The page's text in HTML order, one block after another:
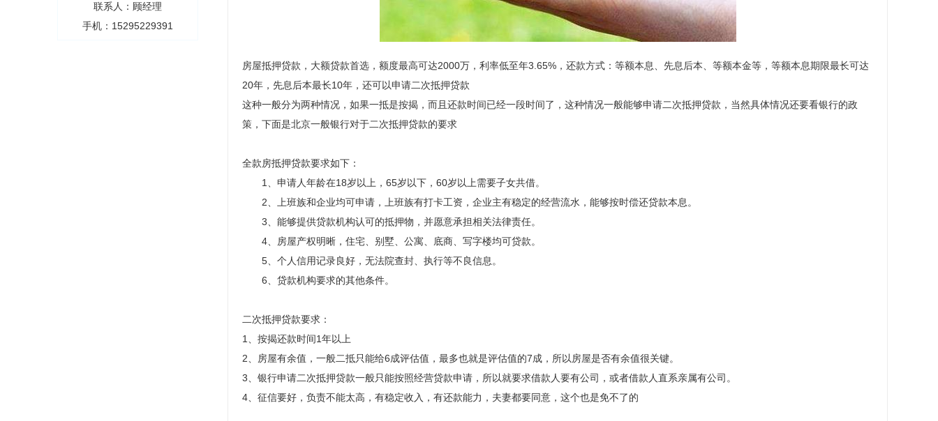
联系人：顾经理
手机：15295229391
房屋抵押贷款，大额贷款首选，额度最高可达2000万，利率低至年3.65%，还款方式：等额本息、先息后本、等额本金等，等额本息期限最长可达
20年，先息后本最长10年，还可以申请二次抵押贷款
这种一般分为两种情况，如果一抵是按揭，而且还款时间已经一段时间了，这种情况一般能够申请二次抵押贷款，当然具体情况还要看银行的政
策，下面是北京一般银行对于二次抵押贷款的要求
全款房抵押贷款要求如下：
1、申请人年龄在18岁以上，65岁以下，60岁以上需要子女共借。
2、上班族和企业均可申请，上班族有打卡工资，企业主有稳定的经营流水，能够按时偿还贷款本息。
3、能够提供贷款机构认可的抵押物，并愿意承担相关法律责任。
4、房屋产权明晰，住宅、别墅、公寓、底商、写字楼均可贷款。
5、个人信用记录良好，无法院查封、执行等不良信息。
6、贷款机构要求的其他条件。
二次抵押贷款要求：
1、按揭还款时间1年以上
2、房屋有余值，一般二抵只能给6成评估值，最多也就是评估值的7成，所以房屋是否有余值很关键。
3、银行申请二次抵押贷款一般只能按照经营贷款申请，所以就要求借款人要有公司，或者借款人直系亲属有公司。
4、征信要好，负责不能太高，有稳定收入，有还款能力，夫妻都要同意，这个也是免不了的